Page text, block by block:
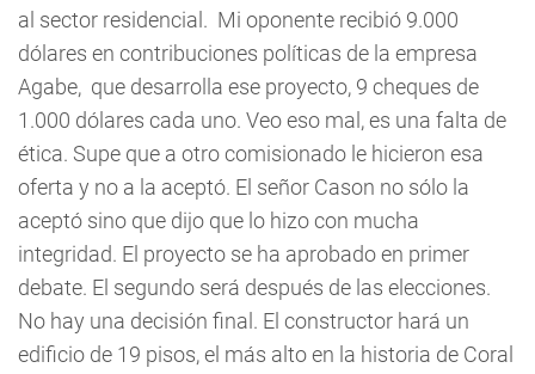
al sector residencial. Mi oponente recibió 9.000
dólares en contribuciones políticas de la empresa
Agabe, que desarrolla ese proyecto, 9 cheques de
1.000 dólares cada uno. Veo eso mal, es una falta de
ética. Supe que a otro comisionado le hicieron esa
oferta y no a la aceptó. El señor Cason no sólo la
aceptó sino que dijo que lo hizo con mucha
integridad. El proyecto se ha aprobado en primer
debate. El segundo será después de las elecciones.
No hay una decisión final. El constructor hará un
edificio de 19 pisos, el más alto en la historia de Coral